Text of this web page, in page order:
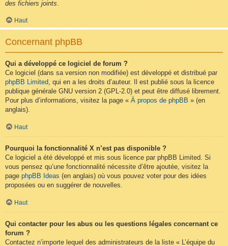
des fichiers joints
Haut
Concernant phpBB
Qui a développé ce logiciel de forum ?
Ce logiciel (dans sa version non modifiée) est développé et distribué par
phpBB Limited, qui en a les droits d’auteur. Il est publié sous la licence
publique générale GNU version 2 (GPL-2.0) et peut être diffusé librement.
Pour plus d’informations, visitez la page « À propos de phpBB » (en
anglais).
Haut
Pourquoi la fonctionnalité X n’est pas disponible ?
Ce logiciel a été développé et mis sous licence par phpBB Limited. Si
vous pensez qu’une fonctionnalité nécessite d’être ajoutée, visitez la
page phpBB Ideas (en anglais) où vous pouvez voter pour des idées
proposées ou en suggérer de nouvelles.
Haut
Qui contacter pour les abus ou les questions légales concernant ce
forum ?
Contactez n’importe lequel des administrateurs de la liste « L’équipe du